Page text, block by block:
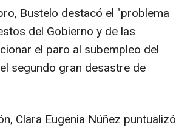
Bustelo destacó el "problema
del Gobierno y de las
el paro al subempleo del
segundo gran desastre de
Clara Eugenia Núñez puntualizó